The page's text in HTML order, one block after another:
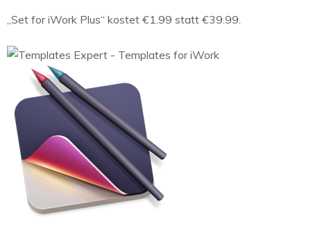
„Set for iWork Plus“ kostet €1.99 statt €39.99.